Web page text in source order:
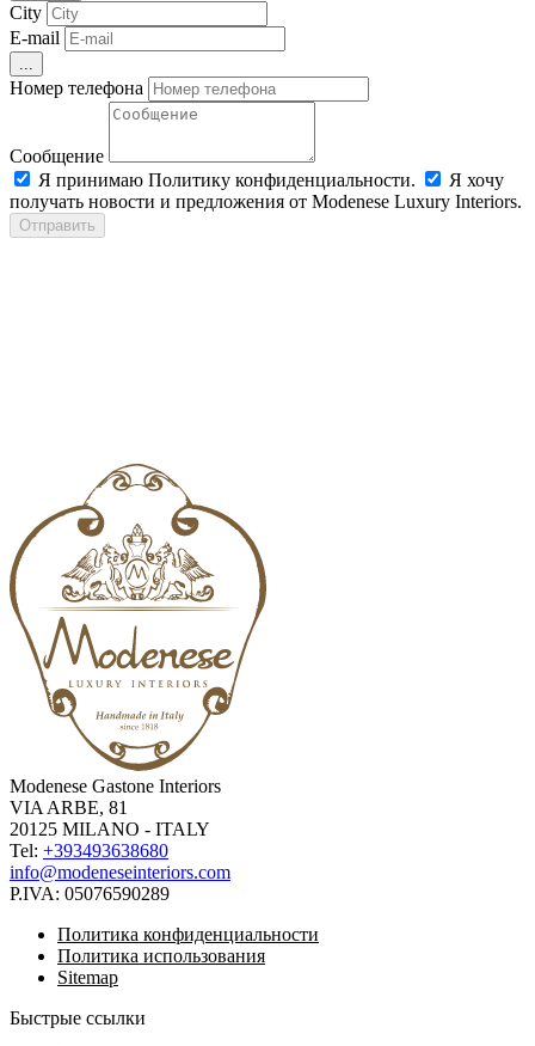
City
E-mail
Номер телефона
Сообщение
Я принимаю Политику конфиденциальности.
Я хочу
получать новости и предложения от Modenese Luxury Interiors.
Отправить
Modenese Gastone Interiors
VIA ARBE, 81
20125 MILANO - ITALY
Tel: +393493638680
info@modeneseinteriors.com
P.IVA: 05076590289
Политика конфиденциальности
Политика использования
Sitemap
Быстрые ссылки